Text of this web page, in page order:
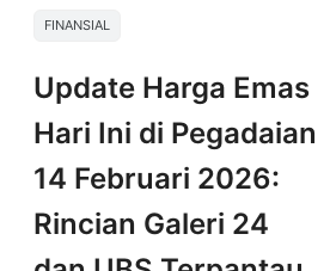
FINANSIAL
Update Harga Emas
Hari Ini di Pegadaian
14 Februari 2026:
Rincian Galeri 24